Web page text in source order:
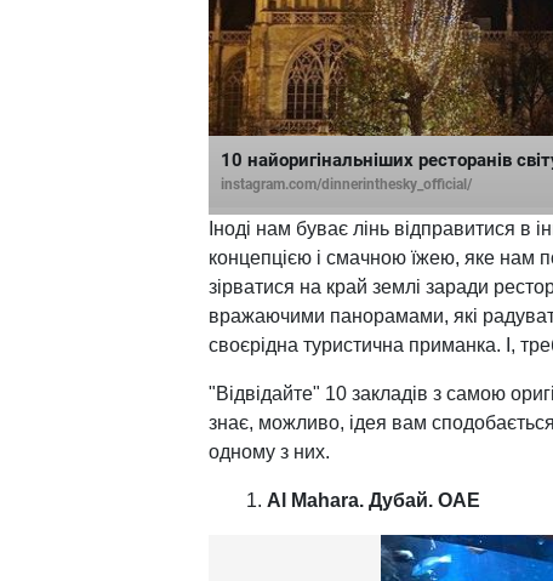
10 найоригінальніших ресторанів
instagram.com/dinnerinthesky_official/
Іноді нам буває лінь відправитися в
концепцією і смачною їжею, яке нам
зірватися на край землі заради
вражаючими панорамами, які
своєрідна туристична приманка. І,
"Відвідайте" 10 закладів з самою
знає, можливо, ідея вам
одному з них.
Al Mahara. Дубай. ОАЕ